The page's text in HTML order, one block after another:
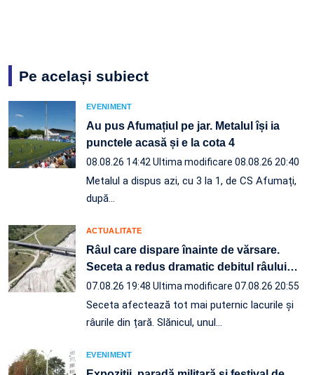
Pe același subiect
EVENIMENT
Au pus Afumațiul pe jar. Metalul își ia
punctele acasă și e la cota 4
08.08.26 14:42 Ultima modificare 08.08.26 20:40
Metalul a dispus azi, cu 3 la 1, de CS Afumați,
după…
ACTUALITATE
Râul care dispare înainte de vărsare.
Seceta a redus dramatic debitul râului…
07.08.26 19:48 Ultima modificare 07.08.26 20:55
Seceta afectează tot mai puternic lacurile și
râurile din țară. Slănicul, unul…
EVENIMENT